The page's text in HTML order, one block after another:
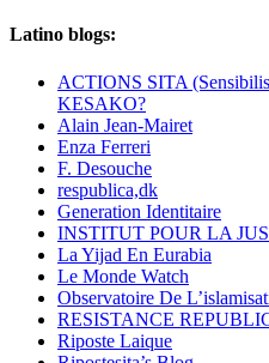
Latino blogs:
ACTIONS SITA
KESAKO?
Alain Jean-Mairet
Enza Ferreri
F. Desouche
respublica,dk
Generation Identitaire
INSTITUT POUR LA
La Yijad En Eurabia
Le Monde Watch
Observatoire De
RESISTANCE
Riposte Laique